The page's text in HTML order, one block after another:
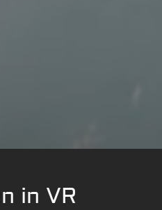
in VR